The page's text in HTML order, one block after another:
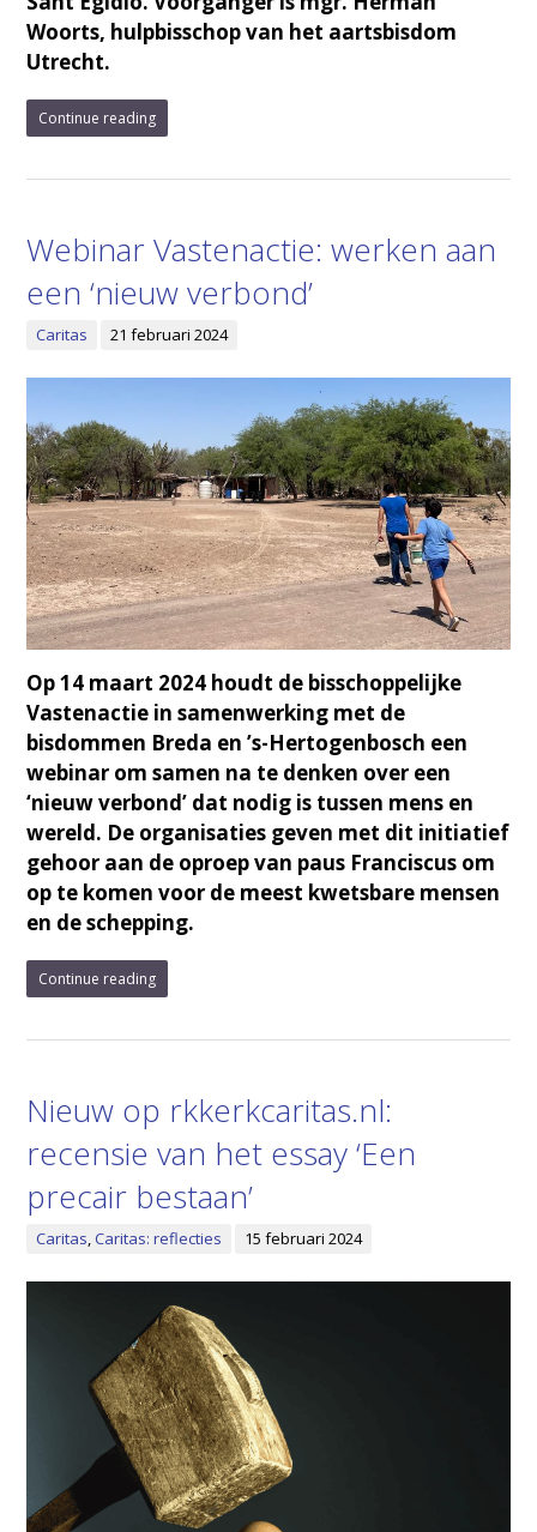
Woorts, hulpbisschop van het aartsbisdom
Utrecht.
Continue reading
Webinar Vastenactie: werken aan
een ‘nieuw verbond’
Caritas 21 februari 2024
Op 14 maart 2024 houdt de bisschoppelijke
Vastenactie in samenwerking met de
bisdommen Breda en ’s-Hertogenbosch een
webinar om samen na te denken over een
‘nieuw verbond’ dat nodig is tussen mens en
wereld. De organisaties geven met dit initiatief
gehoor aan de oproep van paus Franciscus om
op te komen voor de meest kwetsbare mensen
en de schepping.
Continue reading
Nieuw op rkkerkcaritas.nl:
recensie van het essay ‘Een
precair bestaan’
Caritas,Caritas: reflecties 15 februari 2024